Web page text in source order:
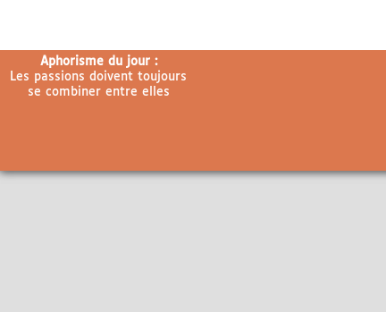
Aphorisme du jour :
Les passions doivent toujours
se combiner entre elles